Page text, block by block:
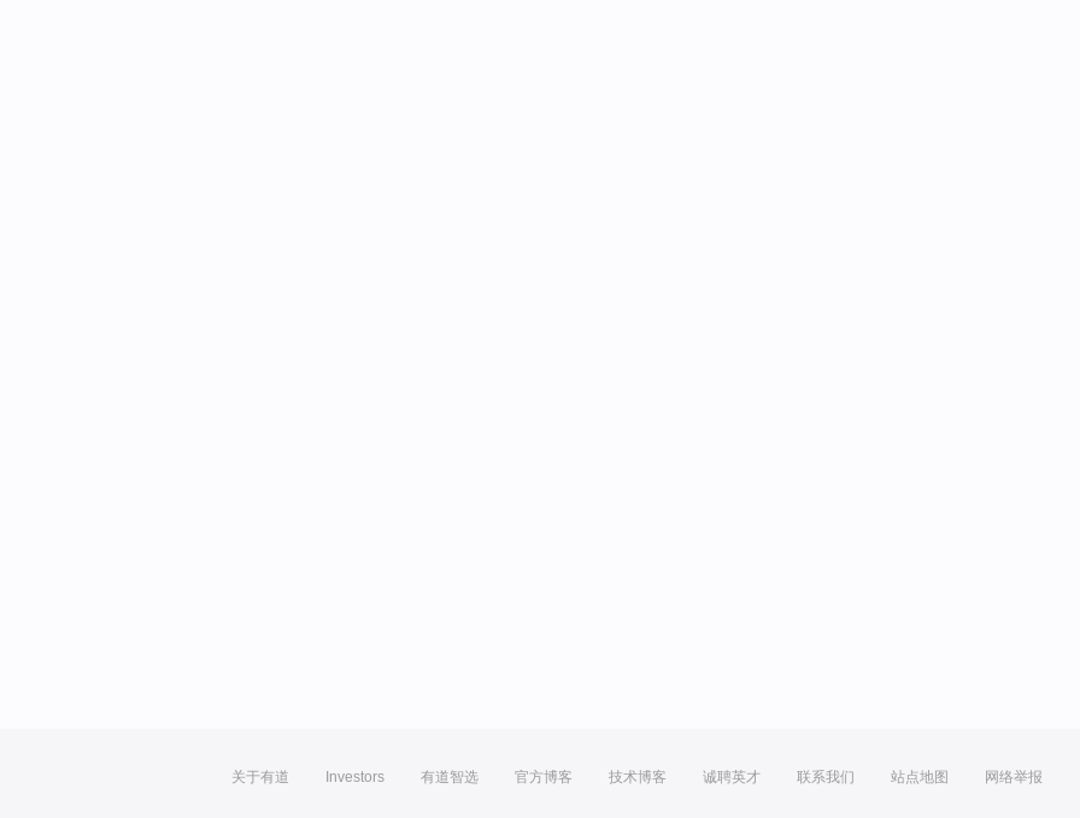
关于有道 Investors 有道智选 官方博客 技术博客 诚聘英才 联系我们 站点地图 网络举报